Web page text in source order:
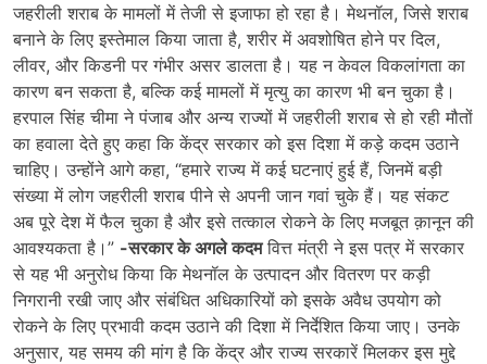
जहरीली शराब के मामलों में तेजी से इजाफा हो रहा है। मेथनॉल, जिसे शराब
बनाने के लिए इस्तेमाल किया जाता है, शरीर में अवशोषित होने पर दिल,
लीवर, और किडनी पर गंभीर असर डालता है। यह न केवल विकलांगता का
कारण बन सकता है, बल्कि कई मामलों में मृत्यु का कारण भी बन चुका है।
हरपाल सिंह चीमा ने पंजाब और अन्य राज्यों में जहरीली शराब से हो रही मौतों
का हवाला देते हुए कहा कि केंद्र सरकार को इस दिशा में कड़े कदम उठाने
चाहिए। उन्होंने आगे कहा, “हमारे राज्य में कई घटनाएं हुई हैं, जिनमें बड़ी
संख्या में लोग जहरीली शराब पीने से अपनी जान गवां चुके हैं। यह संकट
अब पूरे देश में फैल चुका है और इसे तत्काल रोकने के लिए मजबूत क़ानून की
आवश्यकता है।” -सरकार के अगले कदमवित्त मंत्री ने इस पत्र में सरकार
से यह भी अनुरोध किया कि मेथनॉल के उत्पादन और वितरण पर कड़ी
निगरानी रखी जाए और संबंधित अधिकारियों को इसके अवैध उपयोग को
रोकने के लिए प्रभावी कदम उठाने की दिशा में निर्देशित किया जाए। उनके
अनुसार, यह समय की मांग है कि केंद्र और राज्य सरकारें मिलकर इस मुद्दे